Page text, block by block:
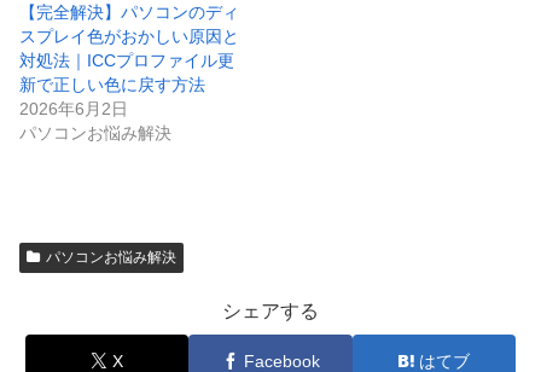
【完全解決】パソコンのディ
スプレイ色がおかしい原因と
対処法｜ICCプロファイル更
新で正しい色に戻す方法
2026年6月2日
パソコンお悩み解決
パソコンお悩み解決
シェアする
X Facebook はてブ